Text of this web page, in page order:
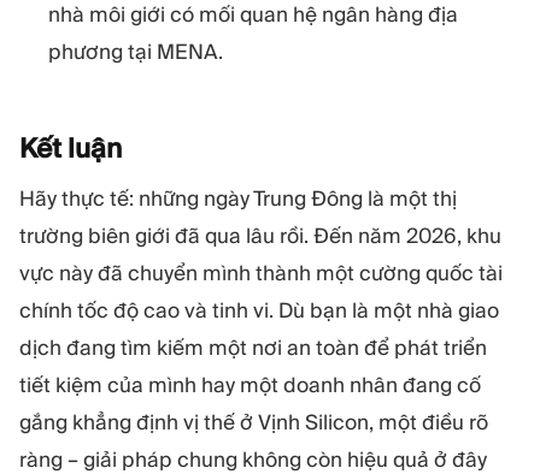
nhà môi giới có mối quan hệ ngân hàng địa
phương tại MENA.
Kếtluận
Hãy thực tế: những ngày Trung Đông là một thị
trường biên giới đã qua lâu rồi. Đến năm 2026, khu
vực này đã chuyển mình thành một cường quốc tài
chính tốc độ cao và tinh vi. Dù bạn là một nhà giao
dịch đang tìm kiếm một nơi an toàn để phát triển
tiết kiệm của mình hay một doanh nhân đang cố
gắng khẳng định vị thế ở Vịnh Silicon, một điều rõ
ràng – giải pháp chung không còn hiệu quả ở đây